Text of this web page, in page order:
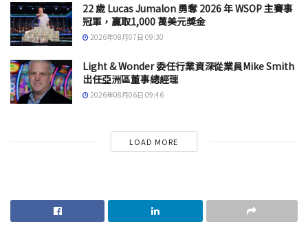
22 歲 Lucas Jumalon 勇奪 2026 年 WSOP 主賽事
冠軍，贏取1,000 萬美元獎金
2026年08月07日 09:30
Light & Wonder 委任行業資深從業員Mike Smith
出任亞洲區董事總經理
2026年08月06日 09:46
LOAD MORE